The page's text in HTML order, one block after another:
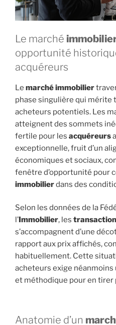
Le marché
opportunité
acquéreurs
Le marché immobilier
phase singulière qui mérite
acheteurs potentiels. Les
atteignent des sommets
fertile pour les acquéreurs
exceptionnelle, fruit d’un
économiques et sociaux,
fenêtre d’opportunité pour
immobilierdans des
Selon les données de la
l’Immobilier, les
s’accompagnent d’une
rapport aux prix affichés,
habituellement. Cette
acheteurs exige
et méthodique pour en
Anatomie d’un